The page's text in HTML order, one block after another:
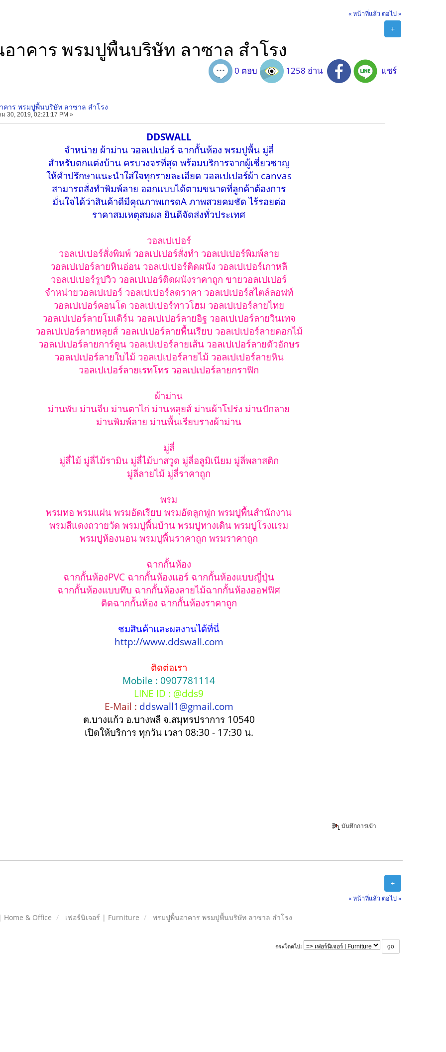
« หน้าที่แล้ว ต่อไป »
+
าคาร พรมปูพื้นบริษัท ลาซาล สำโรง
0 ตอบ 1258 อ่าน แชร์
คาร พรมปูพื้นบริษัท ลาซาล สำโรง
30, 2019, 02:21:17 PM »
DDSWALL
จำหน่าย ผ้าม่าน วอลเปเปอร์ ฉากกั้นห้อง พรมปูพื้น มู่ลี่
สำหรับตกแต่งบ้าน ครบวงจรที่สุด พร้อมบริการจากผู้เชี่ยวชาญ
ให้คำปรึกษาแนะนำใส่ใจทุกรายละเอียด วอลเปเปอร์ผ้า canvas
สามารถสั่งทำพิมพ์ลาย ออกแบบได้ตามขนาดที่ลูกค้าต้องการ
มั่นใจได้ว่าสินค้าดีมีคุณภาพเกรดA ภาพสวยคมชัด ไร้รอยต่อ
ราคาสมเหตุสมผล ยินดีจัดส่งทั่วประเทศ
วอลเปเปอร์
วอลเปเปอร์สั่งพิมพ์ วอลเปเปอร์สั่งทำ วอลเปเปอร์พิมพ์ลาย
วอลเปเปอร์ลายหินอ่อน วอลเปเปอร์ติดผนัง วอลเปเปอร์เกาหลี
วอลเปเปอร์รูปวิว วอลเปเปอร์ติดผนังราคาถูก ขายวอลเปเปอร์
จำหน่ายวอลเปเปอร์ วอลเปเปอร์ลดราคา วอลเปเปอร์สไตล์ลอฟท์
วอลเปเปอร์คอนโด วอลเปเปอร์ทาวโฮม วอลเปเปอร์ลายไทย
วอลเปเปอร์ลายโมเดิร์น วอลเปเปอร์ลายอิฐ วอลเปเปอร์ลายวินเทจ
วอลเปเปอร์ลายหลุยส์ วอลเปเปอร์ลายพื้นเรียบ วอลเปเปอร์ลายดอกไม้
วอลเปเปอร์ลายการ์ตูน วอลเปเปอร์ลายเส้น วอลเปเปอร์ลายตัวอักษร
วอลเปเปอร์ลายใบไม้ วอลเปเปอร์ลายไม้ วอลเปเปอร์ลายหิน
วอลเปเปอร์ลายเรทโทร วอลเปเปอร์ลายกราฟิก
ผ้าม่าน
ม่านพับ ม่านจีบ ม่านตาไก่ ม่านหลุยส์ ม่านผ้าโปร่ง ม่านปักลาย
ม่านพิมพ์ลาย ม่านพื้นเรียบรางผ้าม่าน
มู่ลี่
มู่ลี่ไม้ มู่ลี่ไม้รามิน มู่ลี่ไม้บาสวูด มู่ลี่อลูมิเนียม มู่ลี่พลาสติก
มู่ลี่ลายไม้ มู่ลี่ราคาถูก
พรม
พรมทอ พรมแผ่น พรมอัดเรียบ พรมอัดลูกฟูก พรมปูพื้นสำนักงาน
พรมสีแดงถวายวัด พรมปูพื้นบ้าน พรมปูทางเดิน พรมปูโรงแรม
พรมปูห้องนอน พรมปูพื้นราคาถูก พรมราคาถูก
ฉากกั้นห้อง
ฉากกั้นห้องPVC ฉากกั้นห้องแอร์ ฉากกั้นห้องแบบญี่ปุ่น
ฉากกั้นห้องแบบทึบ ฉากกั้นห้องลายไม้ฉากกั้นห้องออฟฟิศ
ติดฉากกั้นห้อง ฉากกั้นห้องราคาถูก
ชมสินค้าและผลงานได้ที่นี่
http://www.ddswall.com
ติดต่อเรา
Mobile : 0907781114
LINE ID : @dds9
E-Mail : ddswall1@gmail.com
ต.บางแก้ว อ.บางพลี จ.สมุทรปราการ 10540
เปิดให้บริการ ทุกวัน เวลา 08:30 - 17:30 น.
บันทึกการเข้า
+
« หน้าที่แล้ว ต่อไป »
& Office เฟอร์นิเจอร์ | Furniture พรมปูพื้นอาคาร พรมปูพื้นบริษัท ลาซาล สำโรง
กระโดดไป: